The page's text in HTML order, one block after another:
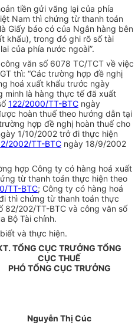
tiền gửi vãng lại của phía
Nam thì chứng từ thanh toán
Giấy báo có của Ngân hàng bên
khẩu), trong đó ghi rõ số tài
của phía nước ngoài”.
văn số 6078 TC/TCT về việc
thì: “Các trường hợp đề nghị
hoá xuất khẩu trước ngày
minh là hàng thực tế đã xuất
122/2000/TT-BTC ngày
hoàn thuế theo hướng dẫn tại
hợp đề nghị hoàn thuế cho
1/10/2002 trở đi thực hiện
2002/TT-BTC ngày 18/9/2002
hợp Công ty có hàng hoá xuất
từ thanh toán thực hiện theo
TT-BTC; Công ty có hàng hoá
thì chứng từ thanh toán thực
82/202/TT-BTC và công văn số
Bộ Tài chính.
và thực hiện.
TỔNG CỤC TRƯỞNG TỔNG
CỤC THUẾ
PHÓ TỔNG CỤC TRƯỞNG
Nguyễn Thị Cúc